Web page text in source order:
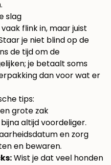
slag
flink in, maar juist
je niet blind op de
de tijd om de
je betaalt soms
dan voor wat er
tips:
grote zak
altijd voordeliger.
en zorg
en bewaren.
Wist je dat veel honden